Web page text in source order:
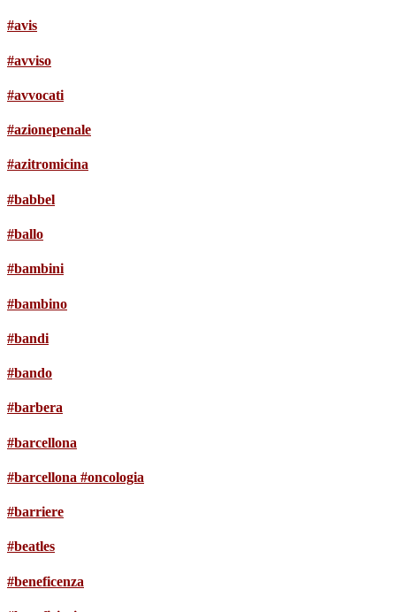
#avis
#avviso
#avvocati
#azionepenale
#azitromicina
#babbel
#ballo
#bambini
#bambino
#bandi
#bando
#barbera
#barcellona
#barcellona #oncologia
#barriere
#beatles
#beneficenza